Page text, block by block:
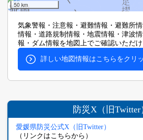
50 km
気象警報・注意報・避難情報・避難所
情報・道路規制情報・地震情報・津波
報・ダム情報を地図上でご確認いただけ
詳しい地図情報はこちらをクリ
防災X（旧Twitter
愛媛県防災公式X（旧Twitter）
（リンクはこちらから）